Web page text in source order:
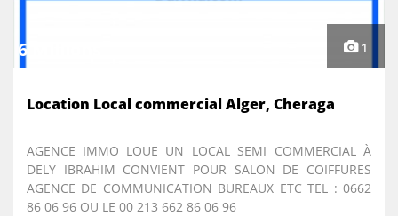
6 Millions 1
Location Local commercial Alger, Cheraga
AGENCE IMMO LOUE UN LOCAL SEMI COMMERCIAL À
DELY IBRAHIM CONVIENT POUR SALON DE COIFFURES
AGENCE DE COMMUNICATION BUREAUX ETC TEL : 0662
86 06 96 OU LE 00 213 662 86 06 96